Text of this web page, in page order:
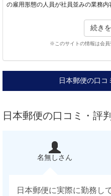
の雇用形態の人員が社員並みの業務内
続き
※このサイトの情報は会
日本郵便の口コ
日本郵便の口コミ・評
名無しさん
日本郵便に実際に勤務し